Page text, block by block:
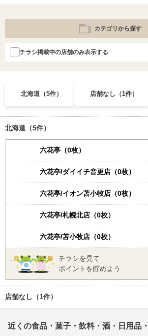
カテゴリから探す
チラシ掲載中の店舗のみ表示する
北海道（5件） 店舗なし（1件）
北海道（5件）
六花亭（0枚）
六花亭/ダイイチ音更店（0枚）
六花亭/イオン苫小牧店（0枚）
六花亭/札幌北店（0枚）
六花亭/苫小牧店（0枚）
チラシを見て
ポイントを貯めよう
店舗なし（1件）
近くの食品・菓子・飲料・酒・日用品